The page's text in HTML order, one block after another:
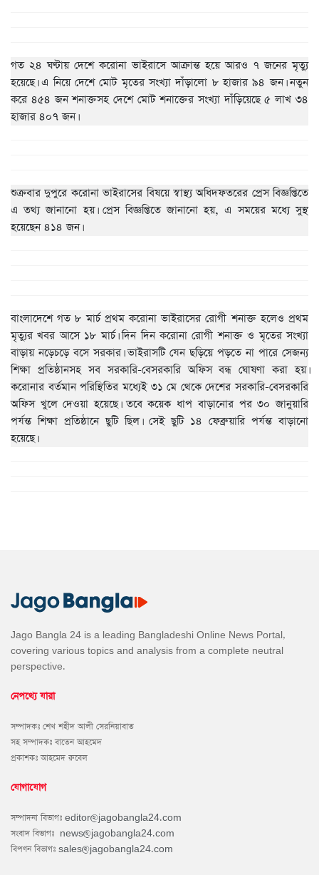
গত ২৪ ঘণ্টায় দেশে করোনা ভাইরাসে আক্রান্ত হয়ে আরও ৭ জনের মৃত্যু
হয়েছে। এ নিয়ে দেশে মোট মৃতের সংখ্যা দাঁড়ালো ৮ হাজার ৯৪ জন। নতুন
করে ৪৫৪ জন শনাক্তসহ দেশে মোট শনাক্তের সংখ্যা দাঁড়িয়েছে ৫ লাখ ৩৪
হাজার ৪০৭ জন।
শুক্রবার দুপুরে করোনা ভাইরাসের বিষয়ে স্বাস্থ্য অধিদফতরের প্রেস বিজ্ঞপ্তিতে
এ তথ্য জানানো হয়। প্রেস বিজ্ঞপ্তিতে জানানো হয়, এ সময়ের মধ্যে সুস্থ
হয়েছেন ৪১৪ জন।
বাংলাদেশে গত ৮ মার্চ প্রথম করোনা ভাইরাসের রোগী শনাক্ত হলেও প্রথম
মৃত্যুর খবর আসে ১৮ মার্চ। দিন দিন করোনা রোগী শনাক্ত ও মৃতের সংখ্যা
বাড়ায় নড়েচড়ে বসে সরকার। ভাইরাসটি যেন ছড়িয়ে পড়তে না পারে সেজন্য
শিক্ষা প্রতিষ্ঠানসহ সব সরকারি-বেসরকারি অফিস বন্ধ ঘোষণা করা হয়।
করোনার বর্তমান পরিস্থিতির মধ্যেই ৩১ মে থেকে দেশের সরকারি-বেসরকারি
অফিস খুলে দেওয়া হয়েছে। তবে কয়েক ধাপ বাড়ানোর পর ৩০ জানুয়ারি
পর্যন্ত শিক্ষা প্রতিষ্ঠানে ছুটি ছিল। সেই ছুটি ১৪ ফেব্রুয়ারি পর্যন্ত বাড়ানো
হয়েছে।
Jago Bangla 24 is a leading Bangladeshi Online News Portal,
covering various topics and analysis from a complete neutral
perspective.
নেপথ্যে যারা
সম্পাদকঃ শেখ শহীদ আলী সেরনিয়াবাত
সহ সম্পাদকঃ বাতেন আহমেদ
প্রকাশকঃ আহমেদ রুবেল
যোগাযোগ
সম্পাদনা বিভাগঃ editor@jagobangla24.com
সংবাদ বিভাগঃ news@jagobangla24.com
বিপণন বিভাগঃ sales@jagobangla24.com